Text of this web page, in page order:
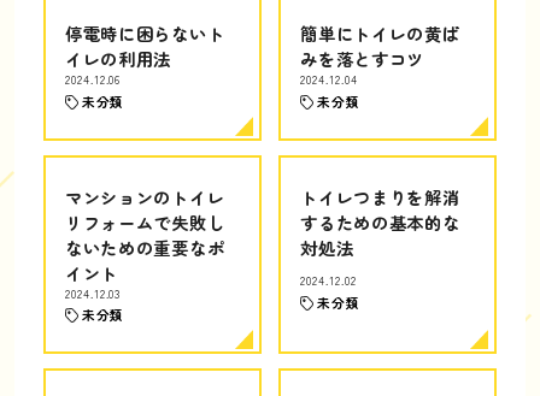
停電時に困らないト
イレの利用法
2024.12.06
未分類
簡単にトイレの黄ば
みを落とすコツ
2024.12.04
未分類
マンションのトイレ
リフォームで失敗し
ないための重要なポ
イント
2024.12.03
未分類
トイレつまりを解消
するための基本的な
対処法
2024.12.02
未分類